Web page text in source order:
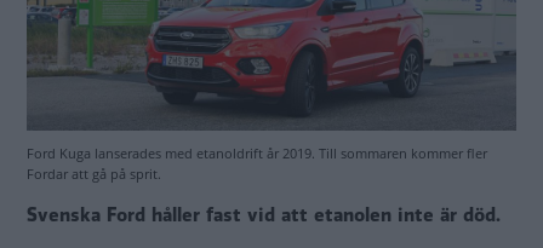
Ford Kuga lanserades med etanoldrift år 2019. Till sommaren kommer fler
Fordar att gå på sprit.
Svenska Ford håller fast vid att etanolen inte är död.